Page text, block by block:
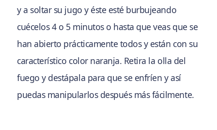
y a soltar su jugo y éste esté burbujeando
cuécelos 4 o 5 minutos o hasta que veas que se
han abierto prácticamente todos y están con su
característico color naranja. Retira la olla del
fuego y destápala para que se enfríen y así
puedas manipularlos después más fácilmente.